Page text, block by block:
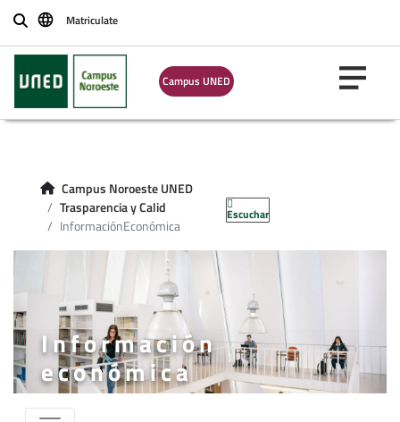
BuscarMatriculate
Campus UNED
Campus Noroeste UNED
Trasparencia y Calid
InformaciónEconómica
Escuchar
Información
económica